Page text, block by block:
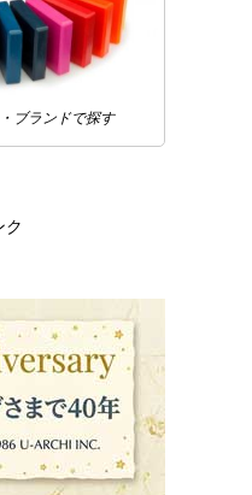
ブランドで探す
ク